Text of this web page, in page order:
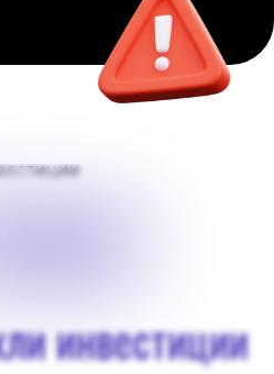
инвестиции